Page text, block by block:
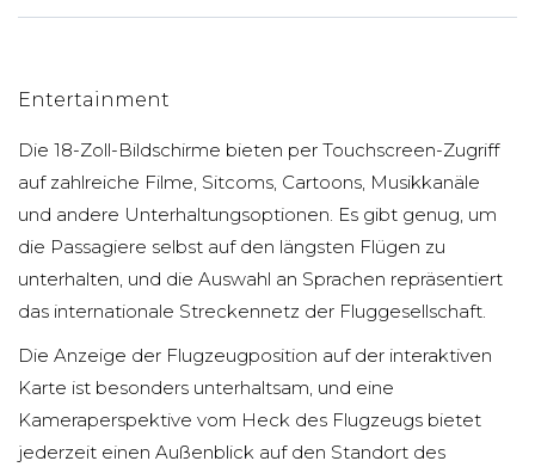
Entertainment
Die 18-Zoll-Bildschirme bieten per Touchscreen-Zugriff
auf zahlreiche Filme, Sitcoms, Cartoons, Musikkanäle
und andere Unterhaltungsoptionen. Es gibt genug, um
die Passagiere selbst auf den längsten Flügen zu
unterhalten, und die Auswahl an Sprachen repräsentiert
das internationale Streckennetz der Fluggesellschaft.
Die Anzeige der Flugzeugposition auf der interaktiven
Karte ist besonders unterhaltsam, und eine
Kameraperspektive vom Heck des Flugzeugs bietet
jederzeit einen Außenblick auf den Standort des